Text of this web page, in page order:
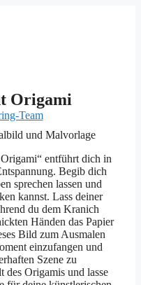
Origami
Team
entführt dich in
Begib dich
sprechen lassen und
kannst. Lass deiner
du dem Kranich
Händen das Papier
Bild zum Ausmalen
einzufangen und
Szene zu
des Origamis und lasse